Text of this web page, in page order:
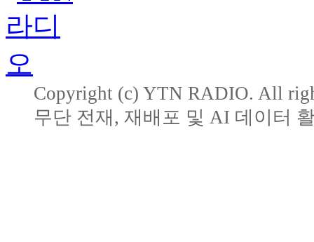
Copyright (c) YTN RADIO. All
무단 전재, 재배포 및 AI 데이터